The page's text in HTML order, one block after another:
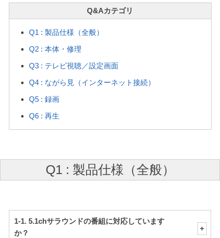
Q1 : 製品仕様（全般）
Q2 : 本体・修理
Q3 : テレビ視聴／設定画面
Q4 : ながら見（インターネット接続）
Q5 : 録画
Q6 : 再生
Q1 : 製品仕様（全般）
1-1. 5.1chサラウンドの番組に対応しています
か？